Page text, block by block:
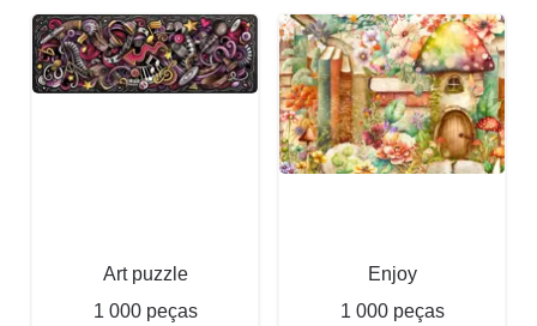
Art puzzle
1 000 peças
Enjoy
1 000 peças